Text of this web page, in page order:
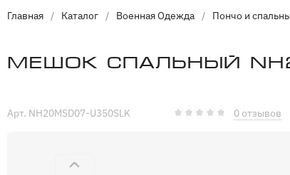
Главная / Каталог / Военная Одежда / Пончо и
Мешок спальный
Арт. NH20MSD07-U350SLK 0 отзывов